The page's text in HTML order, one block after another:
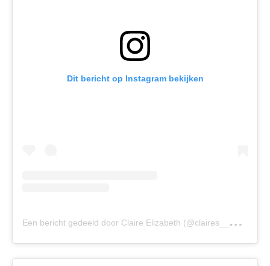
Dit bericht op Instagram bekijken
E
en bericht gedeeld door Claire Elizabeth (@claires__psoriasis)